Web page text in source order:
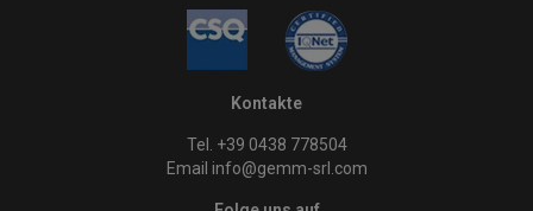
Kontakte
Tel. +39 0438 778504
Email info@gemm-srl.com